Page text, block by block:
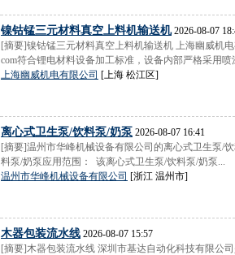
镍钴锰三元材料真空上料机输送机2026-08-07
[摘要]镍钴锰三元材料真空上料机输送机 上海幽威机
com符合锂电材料设备加工标准，设备内部严格采用喷
上海幽威机电有限公司 [上海 松江区]
离心式卫生泵/饮料泵/奶泵 2026-08-07 16:41
[摘要]温州市华峰机械设备有限公司的离心式卫生泵/
料泵/奶泵应用范围： 该离心式卫生泵/饮料泵/奶泵...
温州市华峰机械设备有限公司 [浙江 温州市]
木器包装流水线 2026-08-07 15:57
[摘要]木器包装流水线 深圳市基达自动化科技有限公